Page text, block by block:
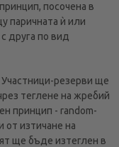
посочена в
паричната ѝ или
друга по вид
резерви ще
теглене на жребий
принцип - random-
от изтичане на
ще бъде изтеглен в